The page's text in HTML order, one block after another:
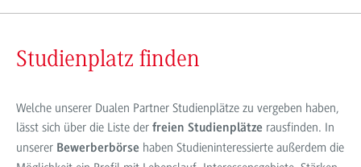
Studienplatz finden
Welche unserer Dualen Partner Studienplätze zu vergeben haben,
lässt sich über die Liste derfreien Studienplätze rausfinden. In
unserer Bewerberbörse haben Studieninteressierte außerdem die